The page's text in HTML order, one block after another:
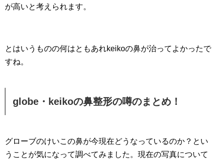
が高いと考えられます。
とはいうものの何はともあれkeikoの鼻が治ってよかったで
すね。
globe・keikoの鼻整形の噂のまとめ！
グローブのけいこの鼻が今現在どうなっているのか？とい
うことが気になって調べてみました。現在の写真について